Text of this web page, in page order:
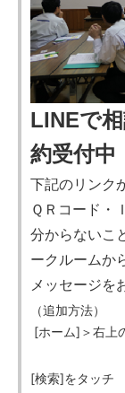
LINEで
約受付中
下記のリンク
ＱＲコード・
分からないこ
ークルームか
メッセージを
（追加方法）
[ホーム]＞右上
[検索]をタッチ